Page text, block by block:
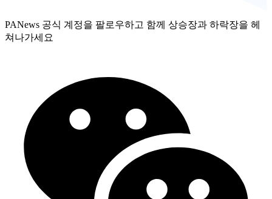
PANews 공식 계정을 팔로우하고 함께 상승장과 하락장을 헤
쳐나가세요